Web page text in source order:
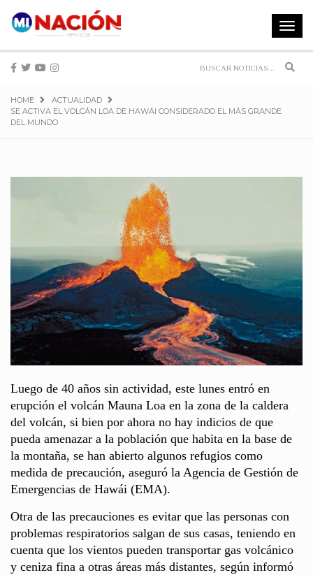
Toggle
HOME
ACTUALIDAD
SE ACTIVA EL VOLCÁN LOA DE HAWÁI CONSIDERADO EL MÁS GRANDE
DEL MUNDO
Luego de 40 años sin actividad, este lunes entró en
erupción el volcán Mauna Loa en la zona de la caldera
del volcán, si bien por ahora no hay indicios de que
pueda amenazar a la población que habita en la base de
la montaña, se han abierto algunos refugios como
medida de precaución, aseguró la Agencia de Gestión de
Emergencias de Hawái (EMA).
Otra de las precauciones es evitar que las personas con
problemas respiratorios salgan de sus casas, teniendo en
cuenta que los vientos pueden transportar gas volcánico
y ceniza fina a otras áreas más distantes, según informó